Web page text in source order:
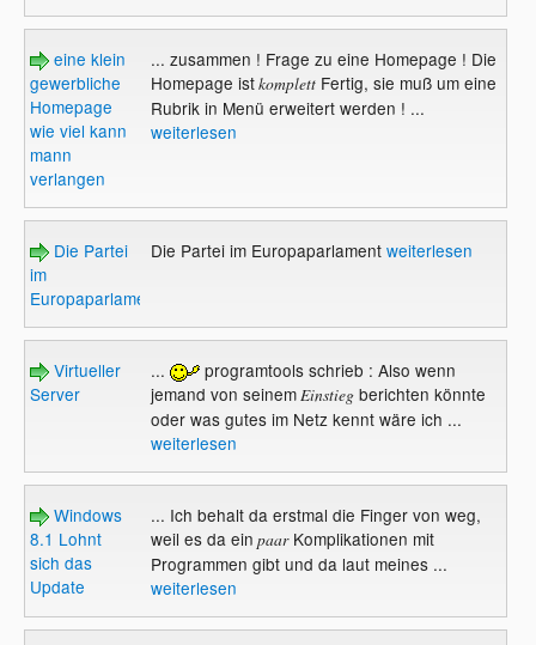
eine klein
gewerbliche
Homepage
wie viel kann
mann
verlangen
... zusammen ! Frage zu eine Homepage ! Die
Homepage istkomplettFertig, sie muß um eine
Rubrik in Menü erweitert werden ! ...
weiterlesen
Die Partei
im
Europaparlament
Die Partei im Europaparlament weiterlesen
Virtueller
Server
...
programtools schrieb : Also wenn
jemand von seinemEinstiegberichten könnte
oder was gutes im Netz kennt wäre ich ...
weiterlesen
Windows
8.1 Lohnt
sich das
Update
... Ich behalt da erstmal die Finger von weg,
weil es da ein paarKomplikationen mit
Programmen gibt und da laut meines ...
weiterlesen